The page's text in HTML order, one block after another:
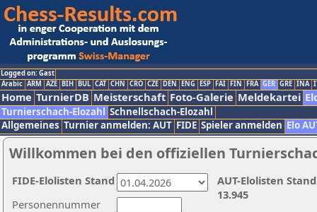
Logged on: Gast
Arabic ARM AZE BIH BUL CAT CHN CRO CZE DEN ENG ESP FAI FIN FRA GER GRE INA
Home TurnierDB Meisterschaft Foto-Galerie Meldekartei
Turnierschach-Elozahl Schnellschach-Elozahl
Allgemeines Turnier anmelden: AUT FIDE Spieler anmelden Elo
Willkommen bei den offiziellen
Personennummer
AUT-Elolisten
13.945
FIDE-Elolisten Stand